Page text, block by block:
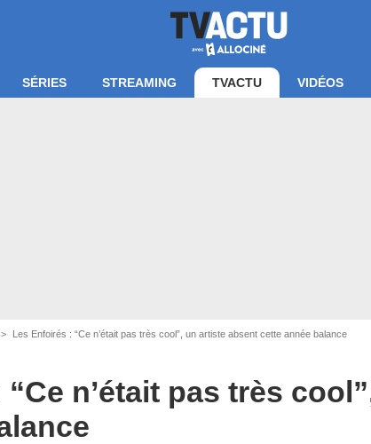
SÉRIES STREAMING TVACTU VIDÉOS
Les Enfoirés : “Ce n’était pas très cool”, un artiste absent cette année balance
n’était pas très